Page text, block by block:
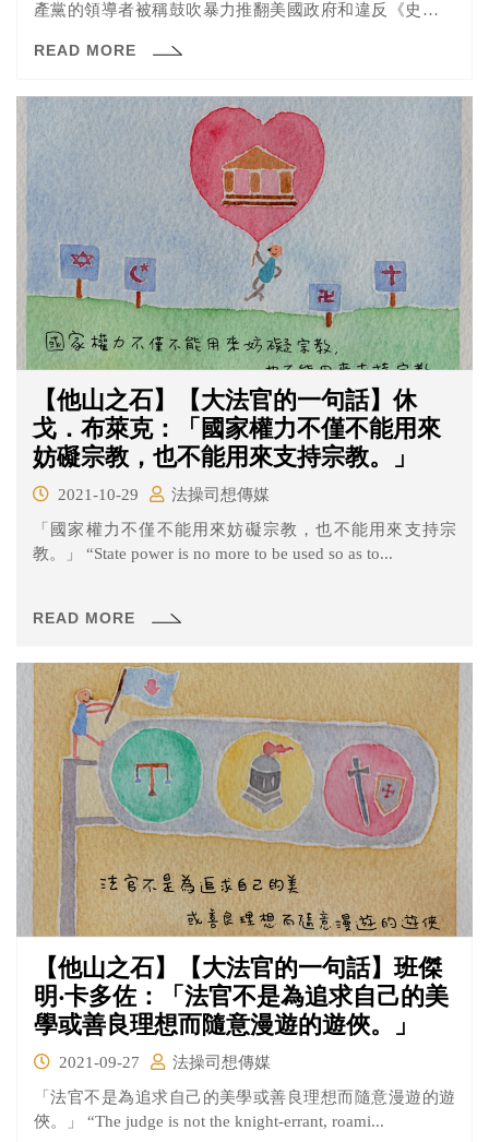
產黨的領導者被稱鼓吹暴力推翻美國政府和違反《史密斯
尼斯等人認為這違反了憲法第一修正案所保護他們的言論
READ MORE
【他山之石】【大法官的一句話】休
戈．布萊克：「國家權力不僅不能用來
妨礙宗教，也不能用來支持宗教。」
2021-10-29
法操司想傳媒
「國家權力不僅不能用來妨礙宗教，也不能用來支持宗
教。」 “State power is no more to be used so as to...
READ MORE
【他山之石】【大法官的一句話】班傑
明‧卡多佐：「法官不是為追求自己的美
學或善良理想而隨意漫遊的遊俠。」
2021-09-27
法操司想傳媒
「法官不是為追求自己的美學或善良理想而隨意漫遊的遊
俠。」 “The judge is not the knight-errant, roami...